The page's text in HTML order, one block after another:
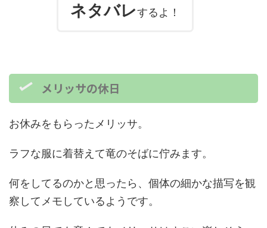
ネタバレするよ！
メリッサの休日
お休みをもらったメリッサ。
ラフな服に着替えて竜のそばに佇みます。
何をしてるのかと思ったら、個体の細かな描写を観
察してメモしているようです。